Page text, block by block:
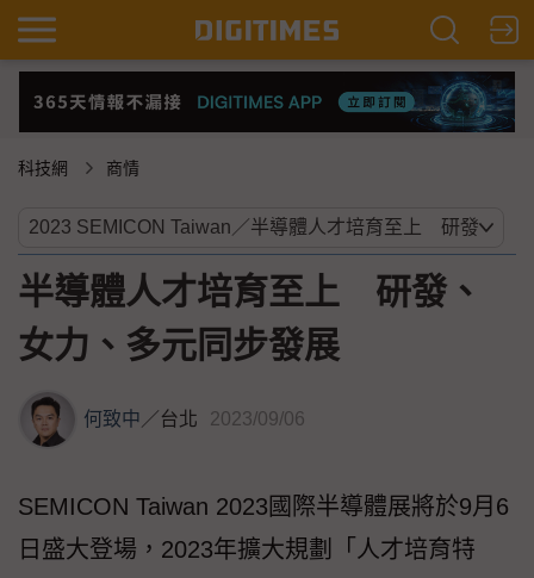
科技網 商情
半導體人才培育至上 研發、
女力、多元同步發展
何致中／台北 2023/09/06
SEMICON Taiwan 2023國際半導體展將於9月6
日盛大登場，2023年擴大規劃「人才培育特